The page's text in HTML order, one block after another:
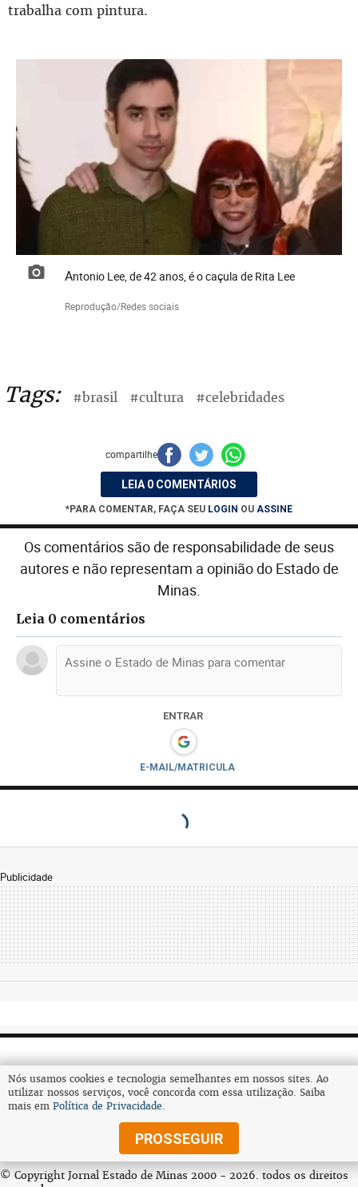
Nós usamos cookies e tecnologia semelhantes em nossos sites. Ao
utilizar nossos serviços, você concorda com essa utilização. Saiba
mais em Política de Privacidade.
PROSSEGUIR
trabalha com pintura.
Antonio Lee, de 42 anos, é o caçula de Rita Lee
Reprodução/Redes sociais
Tags: #brasil #cultura #celebridades
compartilhe
LEIA 0 COMENTÁRIOS
*PARA COMENTAR, FAÇA SEU LOGIN OU ASSINE
Os comentários são de responsabilidade de seus
autores e não representam a opinião do Estado de
Minas.
Leia 0 comentários
ENTRAR
E-MAIL/MATRICULA
Publicidade
Assine
© Copyright Jornal Estado de Minas 2000 - 2026. todos os direitos